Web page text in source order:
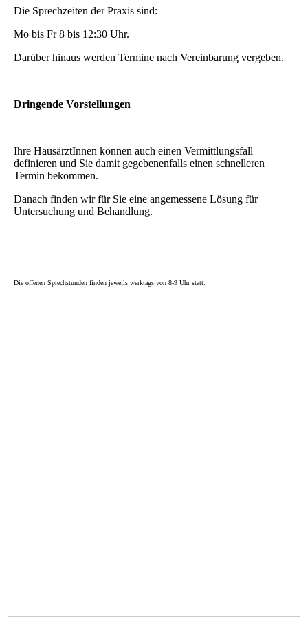
Die Sprechzeiten der Praxis sind:
Mo bis Fr 8 bis 12:30 Uhr.
Darüber hinaus werden Termine nach Vereinbarung vergeben.
Dringende Vorstellungen
Ihre HausärztInnen können auch einen Vermittlungsfall
definieren und Sie damit gegebenenfalls einen schnelleren
Termin bekommen.
Danach finden wir für Sie eine angemessene Lösung für
Untersuchung und Behandlung.
Die offenen Sprechstunden finden jeweils werktags von 8-9 Uhr statt.